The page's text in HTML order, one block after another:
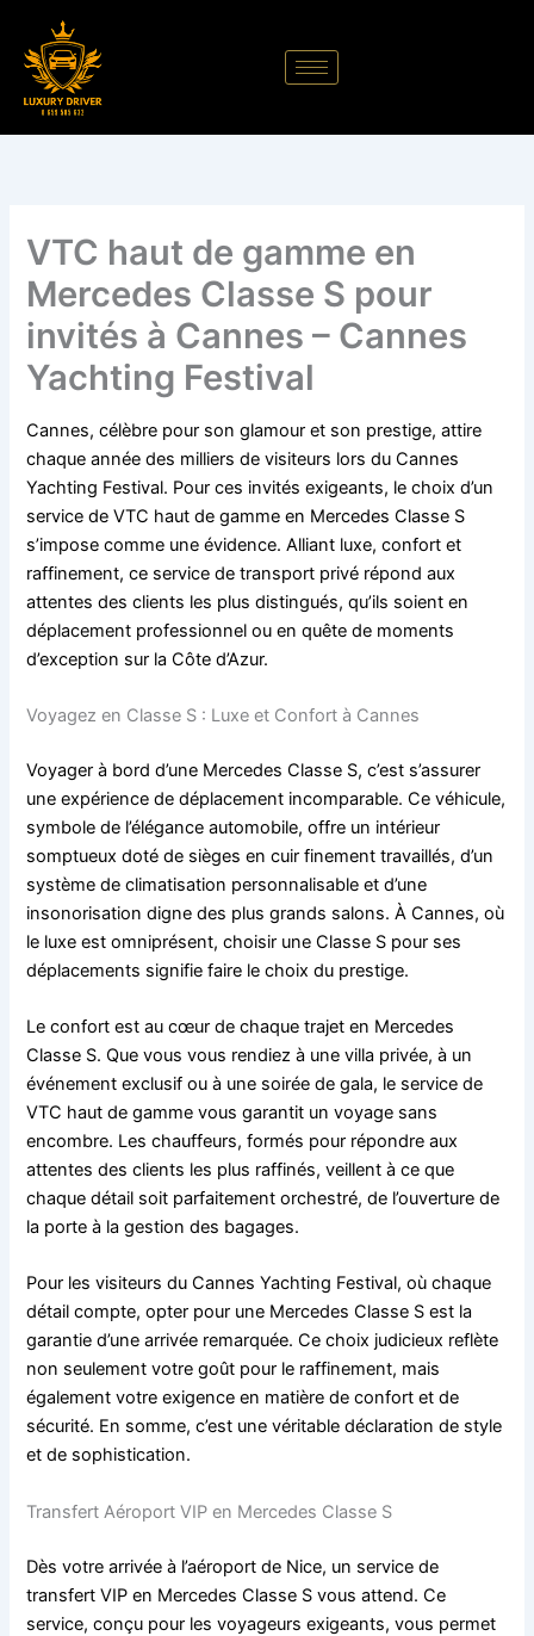
contenu
VTC haut de gamme en
Mercedes Classe S pour
invités à Cannes – Cannes
Yachting Festival
Cannes, célèbre pour son glamour et son prestige, attire
chaque année des milliers de visiteurs lors du Cannes
Yachting Festival. Pour ces invités exigeants, le choix d’un
service de VTC haut de gamme en Mercedes Classe S
s’impose comme une évidence. Alliant luxe, confort et
raffinement, ce service de transport privé répond aux
attentes des clients les plus distingués, qu’ils soient en
déplacement professionnel ou en quête de moments
d’exception sur la Côte d’Azur.
Voyagez en Classe S : Luxe et Confort à Cannes
Voyager à bord d’une Mercedes Classe S, c’est s’assurer
une expérience de déplacement incomparable. Ce véhicule,
symbole de l’élégance automobile, offre un intérieur
somptueux doté de sièges en cuir finement travaillés, d’un
système de climatisation personnalisable et d’une
insonorisation digne des plus grands salons. À Cannes, où
le luxe est omniprésent, choisir une Classe S pour ses
déplacements signifie faire le choix du prestige.
Le confort est au cœur de chaque trajet en Mercedes
Classe S. Que vous vous rendiez à une villa privée, à un
événement exclusif ou à une soirée de gala, le service de
VTC haut de gamme vous garantit un voyage sans
encombre. Les chauffeurs, formés pour répondre aux
attentes des clients les plus raffinés, veillent à ce que
chaque détail soit parfaitement orchestré, de l’ouverture de
la porte à la gestion des bagages.
Pour les visiteurs du Cannes Yachting Festival, où chaque
détail compte, opter pour une Mercedes Classe S est la
garantie d’une arrivée remarquée. Ce choix judicieux reflète
non seulement votre goût pour le raffinement, mais
également votre exigence en matière de confort et de
sécurité. En somme, c’est une véritable déclaration de style
et de sophistication.
Transfert Aéroport VIP en Mercedes Classe S
Dès votre arrivée à l’aéroport de Nice, un service de
transfert VIP en Mercedes Classe S vous attend. Ce
service, conçu pour les voyageurs exigeants, vous permet